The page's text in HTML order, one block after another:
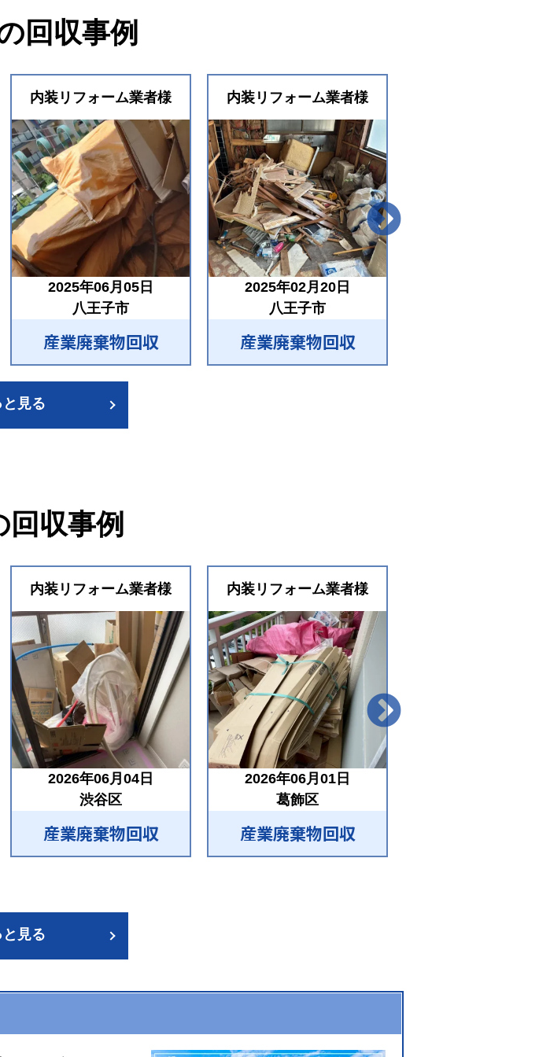
回収事例
内装リフォーム業者様
2025年06月05日
八王子市
産業廃棄物回収
内装リフォーム業者様
2025年02月20日
八王子市
産業廃棄物回収
と見る
収事例
内装リフォーム業者様
2026年06月04日
渋谷区
産業廃棄物回収
内装リフォーム業者様
2026年06月01日
葛飾区
産業廃棄物回収
と見る